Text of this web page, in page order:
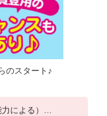
のスタート♪
による）